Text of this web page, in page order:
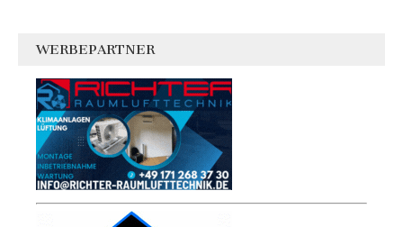
WERBEPARTNER